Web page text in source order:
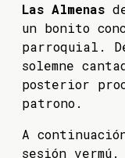
Las Almenas
un bonito
parroquial.
solemne
posterior
patrono.
A
sesión vermú.